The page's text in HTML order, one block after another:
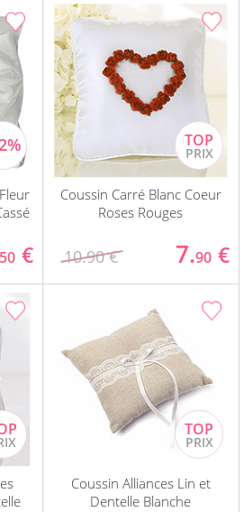
50 €
Coussin Carré Blanc Coeur
Roses Rouges
10.90 € 7.90 €
Coussin Alliances Lin et
Dentelle Blanche